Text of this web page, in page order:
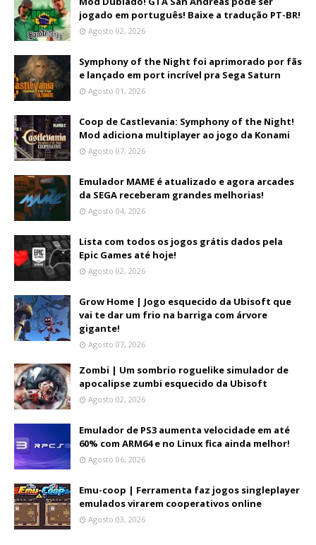
jogado em português! Baixe a tradução PT-BR!
Agosto 02, 2026
Symphony of the Night foi aprimorado por fãs
e lançado em port incrível pra Sega Saturn
Agosto 01, 2026
Coop de Castlevania: Symphony of the Night!
Mod adiciona multiplayer ao jogo da Konami
Agosto 07, 2026
Emulador MAME é atualizado e agora arcades
da SEGA receberam grandes melhorias!
Agosto 04, 2026
Lista com todos os jogos grátis dados pela
Epic Games até hoje!
Agosto 02, 2026
Grow Home | Jogo esquecido da Ubisoft que
vai te dar um frio na barriga com árvore
gigante!
Agosto 07, 2026
Zombi | Um sombrio roguelike simulador de
apocalipse zumbi esquecido da Ubisoft
Agosto 02, 2026
Emulador de PS3 aumenta velocidade em até
60% com ARM64 e no Linux fica ainda melhor!
Agosto 06, 2026
Emu-coop | Ferramenta faz jogos singleplayer
emulados virarem cooperativos online
Agosto 03, 2026